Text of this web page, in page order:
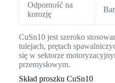
Odporność na
korozję
CuSn10 jest szeroko
tulejach, prętach
się w sektorze
przemysłowym.
Skład proszku CuSn10